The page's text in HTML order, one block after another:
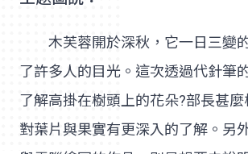
木芙蓉開於深秋，它一日三變的
了許多人的目光。這次透過代針筆
了解高掛在樹頭上的花朵?部長甚
對葉片與果實有更深入的了解。另